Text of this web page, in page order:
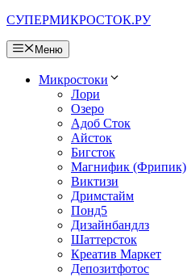
Перейти
содержимому
СУПЕРМИКРОСТОК.РУ
Меню
Микростоки
Лори
Озеро
Адоб Сток
Айсток
Бигсток
Магнифик (Фрипик)
Виктизи
Дримстайм
Понд5
Дизайнбандлз
Шаттерсток
Креатив Маркет
Депозитфотос